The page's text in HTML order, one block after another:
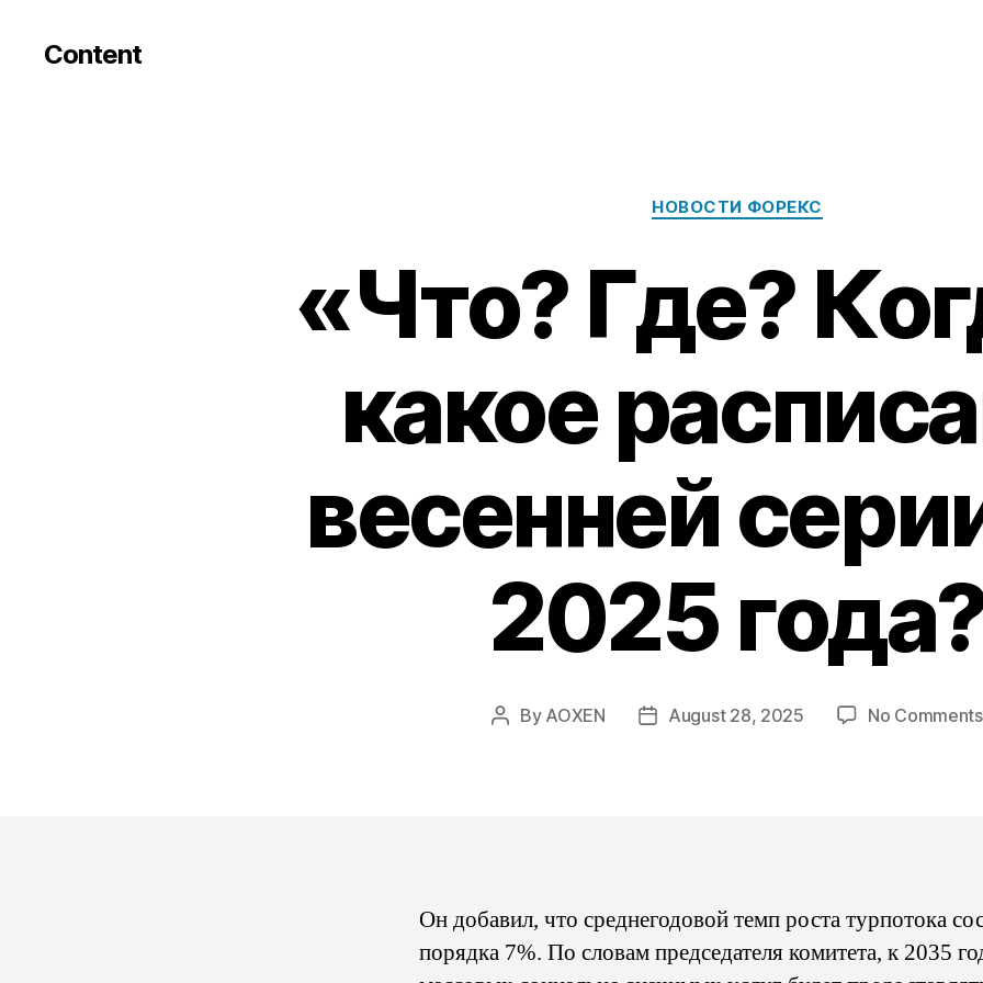
Content
Categories
НОВОСТИ ФОРЕКС
«Что? Где?
какое
весенней
2025
Post
By AOXEN
PostAugust 28, 2025 No Comments
Он добавил, что среднегодовой темп роста турпотока
порядка 7%. По словам председателя комитета, к 2035